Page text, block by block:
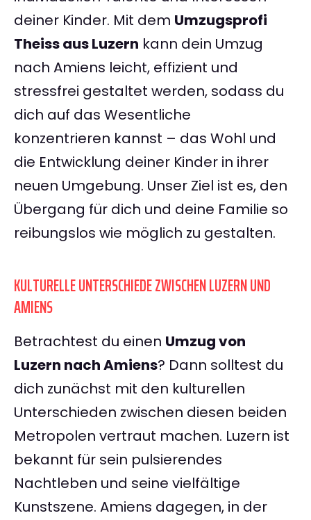
deiner Kinder. Mit dem Umzugsprofi
Theiss aus Luzern kann dein Umzug
nach Amiens leicht, effizient und
stressfrei gestaltet werden, sodass du
dich auf das Wesentliche
konzentrieren kannst – das Wohl und
die Entwicklung deiner Kinder in ihrer
neuen Umgebung. Unser Ziel ist es, den
Übergang für dich und deine Familie so
reibungslos wie möglich zu gestalten.
KULTURELLE UNTERSCHIEDE ZWISCHEN LUZERN UND
AMIENS
Betrachtest du einen Umzug von
Luzern nach Amiens? Dann solltest du
dich zunächst mit den kulturellen
Unterschieden zwischen diesen beiden
Metropolen vertraut machen. Luzern ist
bekannt für sein pulsierendes
Nachtleben und seine vielfältige
Kunstszene. Amiens dagegen, in der